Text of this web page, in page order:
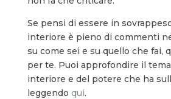
Se pensi di essere in
interiore è pieno di commenti
su come sei e su quello che fai,
per te. Puoi approfondire il
interiore e del potere che ha
leggendo qui.